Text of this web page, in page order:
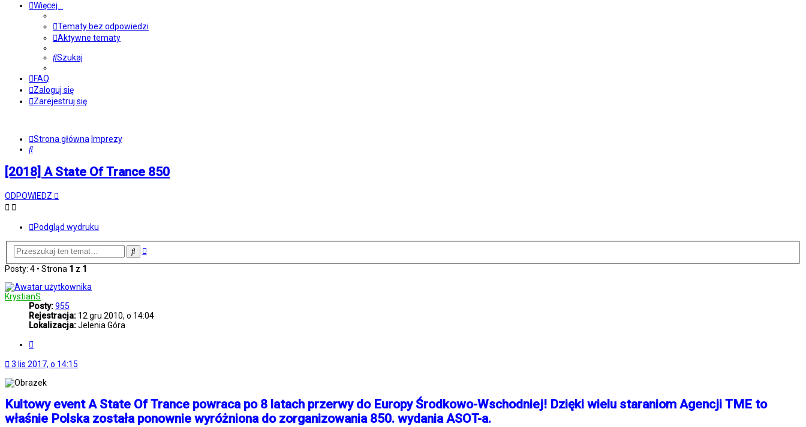
Więcej…
Tematy bez odpowiedzi
Aktywne tematy
Szukaj
FAQ
Zaloguj się
Zarejestruj się
Strona główna Imprezy
Szukaj
[2018] A State Of Trance 850
ODPOWIEDZ
Podgląd wydruku
SzukajWyszukiwanie
Posty: 4 • Strona 1 z 1
KrystianS
Posty:955
Rejestracja: 12 gru 2010, o 14:04
Lokalizacja:Jelenia Góra
3 lis 2017, o 14:15
Kultowy event A State Of Trance powraca po 8 latach przerwy do Europy Środkowo-Wschodniej! Dzięki wielu staraniom Agencji TME to
właśnie Polska została ponownie wyróżniona do zorganizowania 850. wydania ASOT-a.